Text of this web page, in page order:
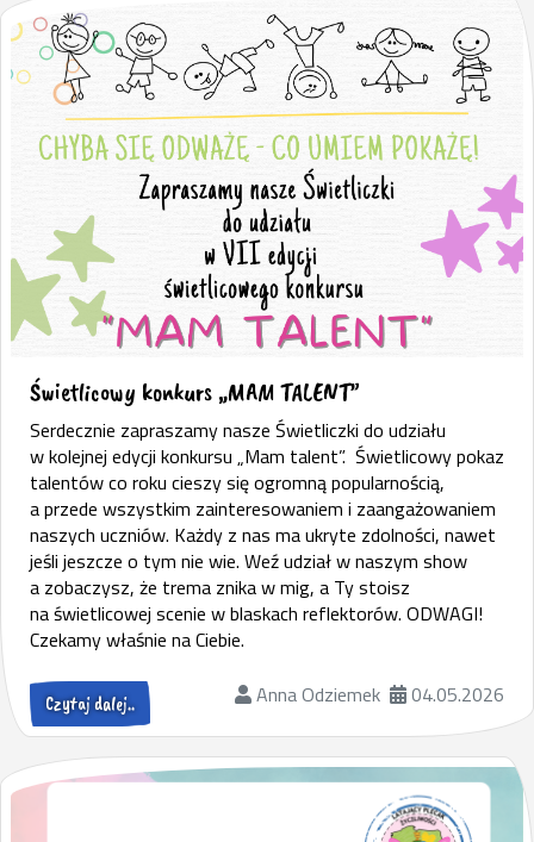
Świetlicowy konkurs „MAM TALENT”
Serdecznie zapraszamy nasze Świetliczki do udziału
w kolejnej edycji konkursu „Mam talent”. Świetlicowy pokaz
talentów co roku cieszy się ogromną popularnością,
a przede wszystkim zainteresowaniem i zaangażowaniem
naszych uczniów. Każdy z nas ma ukryte zdolności, nawet
jeśli jeszcze o tym nie wie. Weź udział w naszym show
a zobaczysz, że trema znika w mig, a Ty stoisz
na świetlicowej scenie w blaskach reflektorów. ODWAGI!
Czekamy właśnie na Ciebie.
Czytaj dalej.. Anna Odziemek 04.05.2026